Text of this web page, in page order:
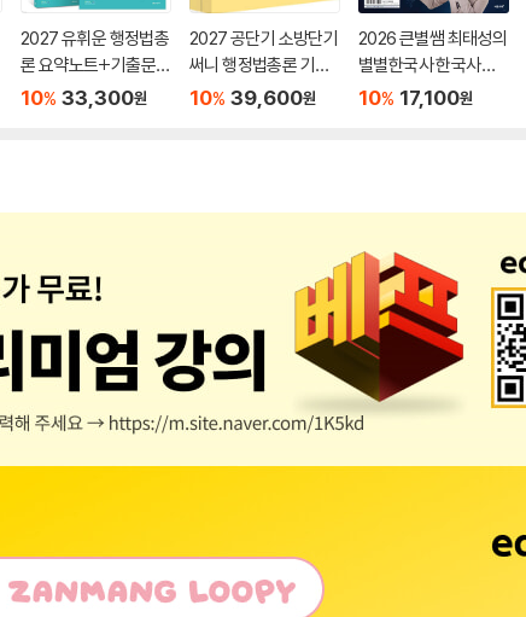
2027 유휘운 행정법총
론 요약노트+기출문제
(요.플.)
10% 33,300원
2027 공단기 소방단기
써니 행정법총론 기본
서
10% 39,600원
2026 큰별쌤 최태성의
별별한국사 한국사능
력검정시험 심화(1,2,3
10% 17,100원